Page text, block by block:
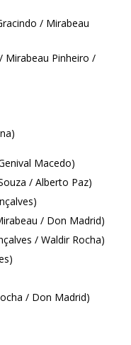
/ Mirabeau
Mirabeau Pinheiro /
Macedo)
/ Alberto Paz)
/ Don Madrid)
/ Waldir Rocha)
/ Don Madrid)